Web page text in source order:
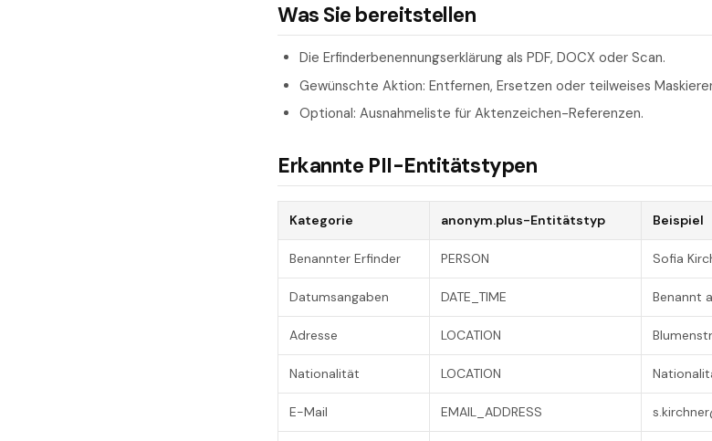
Was Sie bereitstellen
Die Erfinderbenennungserklärung als PDF, DOCX oder Scan.
Gewünschte Aktion: Entfernen, Ersetzen oder teilweises
Optional: Ausnahmeliste für Aktenzeichen-Referenzen.
Erkannte PII-Entitätstypen
Kategorie anonym.plus-Entitätstyp Beispiel
Benannter Erfinder PERSON Sofia
Datumsangaben DATE_TIME Benannt
Adresse LOCATION
Nationalität LOCATION
E-Mail EMAIL_ADDRESS